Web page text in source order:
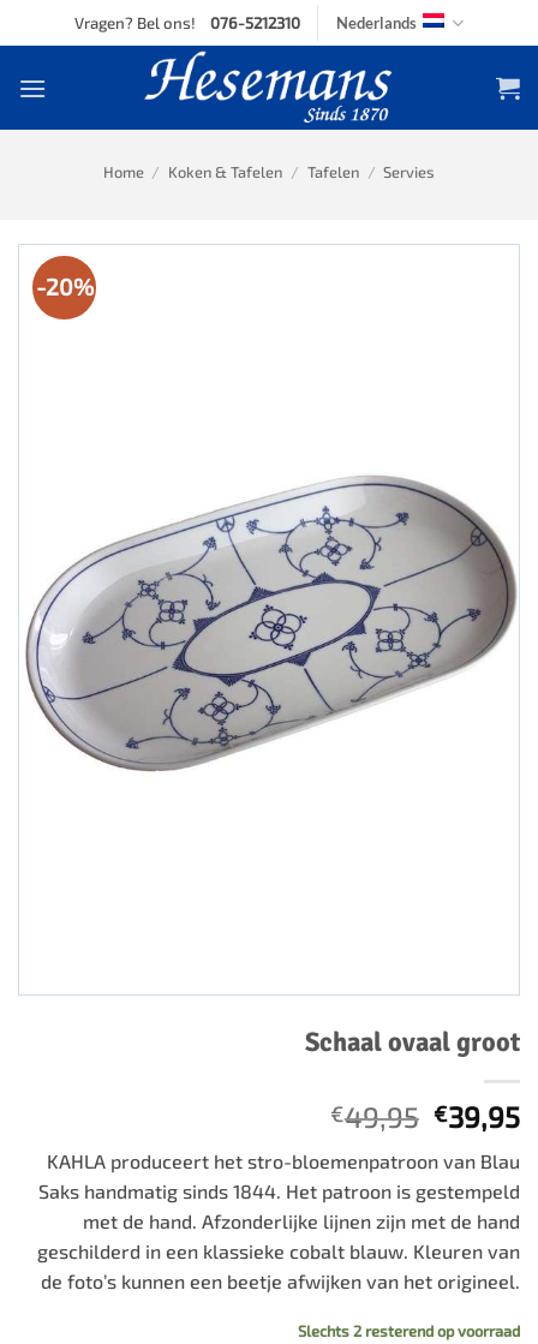
to
Vragen? Bel ons! 076-5212310 Nederlands
Home / Koken & Tafelen / Tafelen / Servies
-20%
Schaal ovaal groot
€49,95
prijs
was:
€49,95.
€39,95
KAHLA produceert het stro-bloemenpatroon van Blau
Saks handmatig sinds 1844. Het patroon is gestempeld
met de hand. Afzonderlijke lijnen zijn met de hand
geschilderd in een klassieke cobalt blauw. Kleuren van
de foto’s kunnen een beetje afwijken van het origineel.
Slechts 2 resterend op voorraad